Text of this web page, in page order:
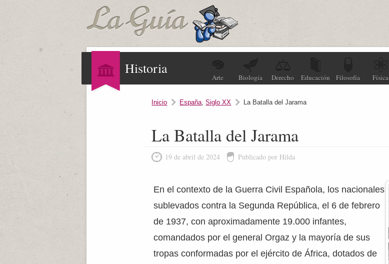
Historia
Arte Biología Derecho Educación Filosofía Física
Inicio España,Siglo XX La Batalla del Jarama
La Batalla del Jarama
19 de abril de 2024 Publicado por Hilda
En el contexto de la Guerra Civil Española, los nacionales
sublevados contra la Segunda República, el 6 de febrero
de 1937, con aproximadamente 19.000 infantes,
comandados por el general Orgaz y la mayoría de sus
tropas conformadas por el ejército de África, dotados de